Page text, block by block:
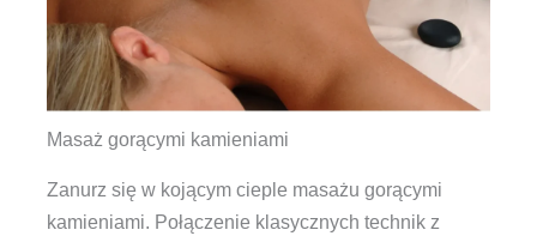
Masaż gorącymi kamieniami
Zanurz się w kojącym cieple masażu gorącymi
kamieniami. Połączenie klasycznych technik z